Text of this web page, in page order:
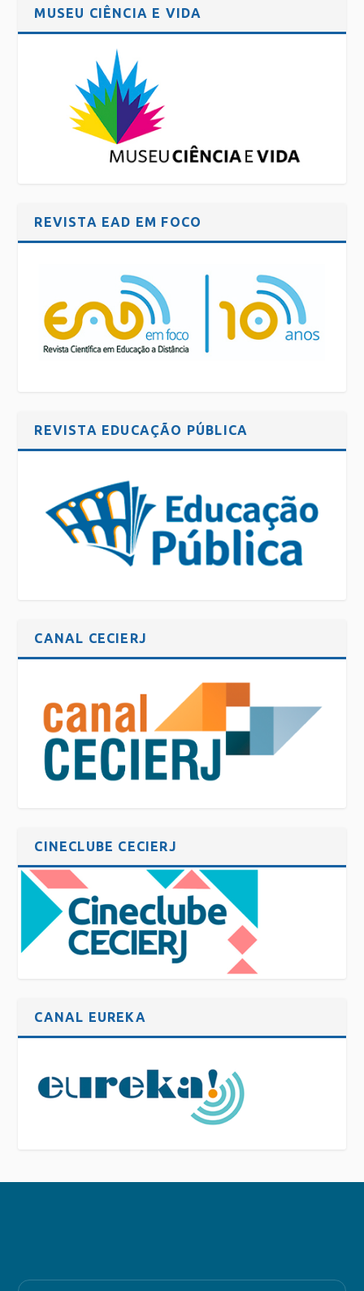
MUSEU CIÊNCIA E VIDA
REVISTA EAD EM FOCO
REVISTA EDUCAÇÃO PÚBLICA
CANAL CECIERJ
CINECLUBE CECIERJ
CANAL EUREKA